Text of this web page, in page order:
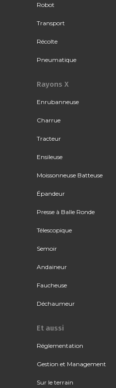
Robot
Transport
Récolte
Pneumatique
Rayons X
Enrubanneuse
Charrue
Tracteur
Ensileuse
Moissonneuse Batteuse
Épandeur
Presse à Balle Ronde
Télescopique
Semoir
Andaineur
Faucheuse
Déchaumeur
Et aussi
Réglementation
Gestion et Management
Sur le terrain